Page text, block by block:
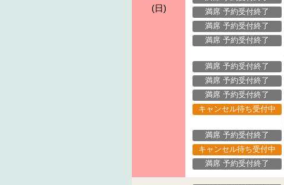
(日) 満席 予約受付終了
満席 予約受付終了
満席 予約受付終了
満席 予約受付終了
満席 予約受付終了
満席 予約受付終了
キャンセル待ち受付中
満席 予約受付終了
キャンセル待ち受付中
満席 予約受付終了